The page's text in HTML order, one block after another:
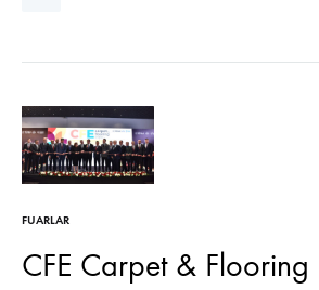
FUARLAR
CFE Carpet & Flooring